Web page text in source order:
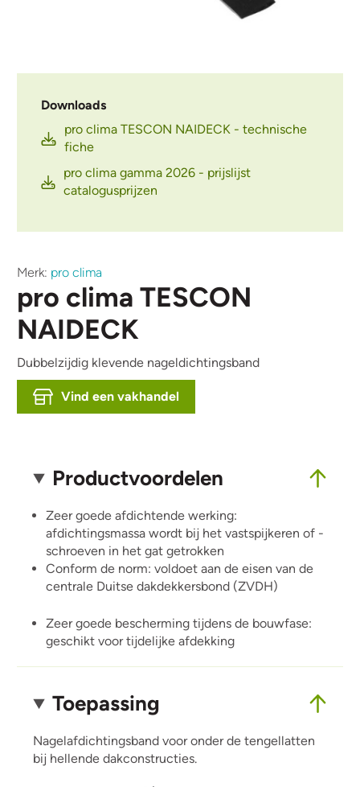
Downloads
pro clima TESCON NAIDECK - technische
fiche
pro clima gamma 2026 - prijslijst
catalogusprijzen
Merk: pro clima
pro clima TESCON
NAIDECK
Dubbelzijdig klevende nageldichtingsband
Vind een vakhandel
Productvoordelen
Zeer goede afdichtende werking:
afdichtingsmassa wordt bij het vastspijkeren of -
schroeven in het gat getrokken
Conform de norm: voldoet aan de eisen van de
centrale Duitse dakdekkersbond (ZVDH)
Zeer goede bescherming tijdens de bouwfase:
geschikt voor tijdelijke afdekking
Toepassing
Nagelafdichtingsband voor onder de tengellatten
bij hellende dakconstructies.